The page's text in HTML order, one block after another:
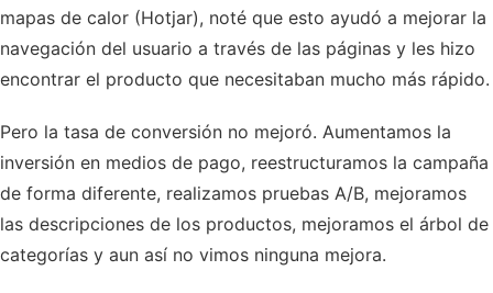
mapas de calor (Hotjar), noté que esto ayudó a mejorar la
navegación del usuario a través de las páginas y les hizo
encontrar el producto que necesitaban mucho más rápido.
Pero la tasa de conversión no mejoró. Aumentamos la
inversión en medios de pago, reestructuramos la campaña
de forma diferente, realizamos pruebas A/B, mejoramos
las descripciones de los productos, mejoramos el árbol de
categorías y aun así no vimos ninguna mejora.